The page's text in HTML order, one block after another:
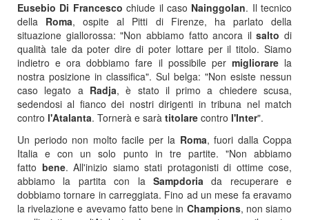
Eusebio Di Francescochiude il caso Nainggolan. Il tecnico
della Roma, ospite al Pitti di Firenze, ha parlato della
situazione giallorossa: "Non abbiamo fatto ancora ilsalto di
qualità tale da poter dire di poter lottare per il titolo. Siamo
indietro e ora dobbiamo fare il possibile per migliorare la
nostra posizione in classifica". Sul belga: "Non esiste nessun
caso legato a Radja, è stato il primo a chiedere scusa,
sedendosi al fianco dei nostri dirigenti in tribuna nel match
contro l'Atalanta. Tornerà e sarà titolare contro l'Inter".
Un periodo non molto facile per la Roma, fuori dalla Coppa
Italia e con un solo punto in tre partite. "Non abbiamo
fatto bene. All'inizio siamo stati protagonisti di ottime cose,
abbiamo la partita con la Sampdoriada recuperare e
dobbiamo tornare in carreggiata. Fino ad un mese fa eravamo
la rivelazione e avevamo fatto bene in Champions, non siamo